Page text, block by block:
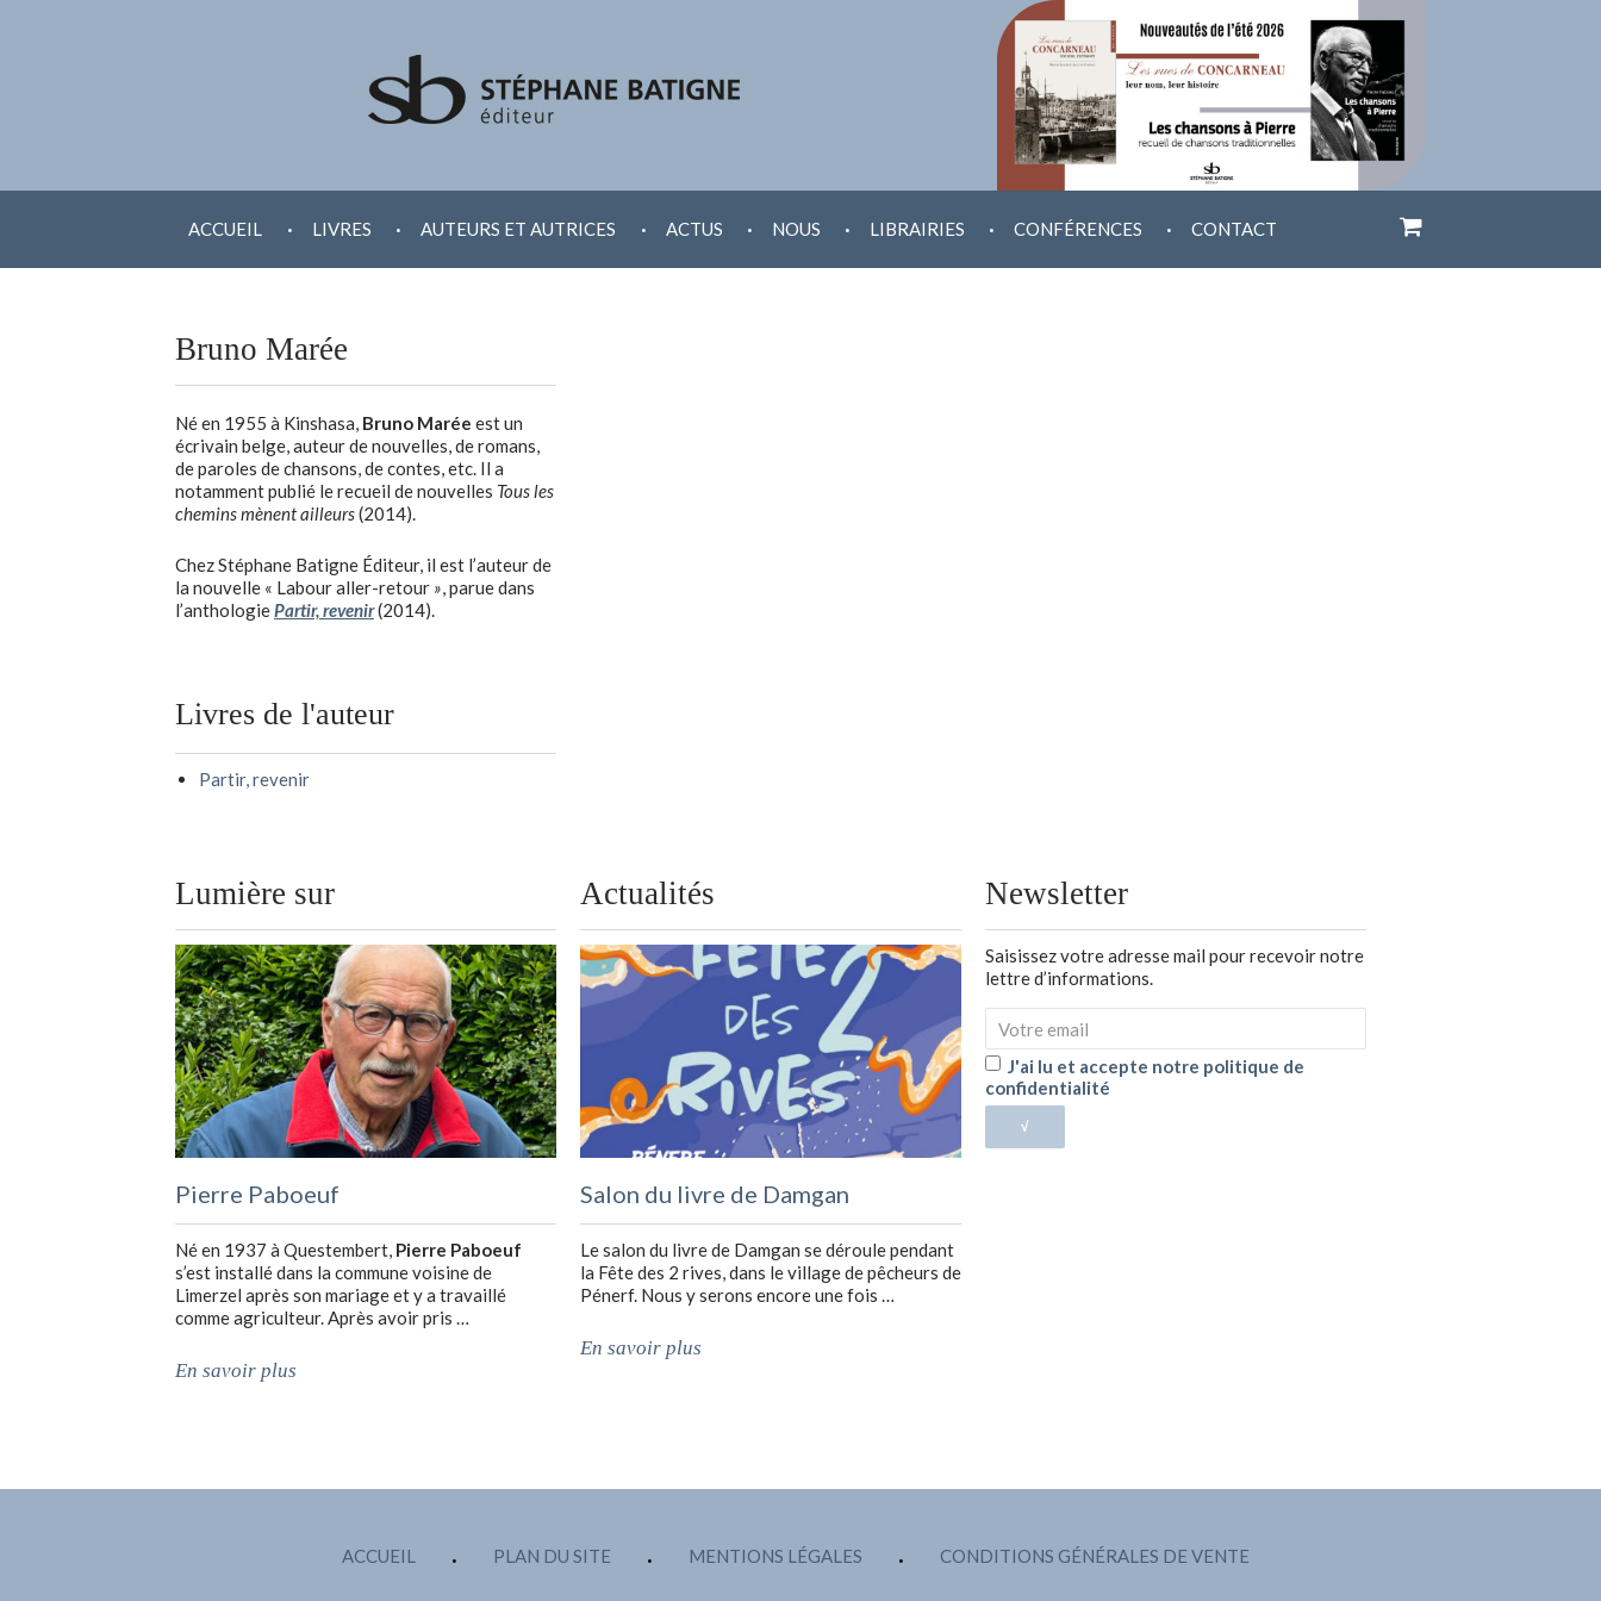
AU
ACCUEIL . LIVRES . AUTEURS ET AUTRICES . ACTUS . NOUS . LIBRAIRIES . CONFÉRENCES . CONTACT
Bruno Marée
Né en 1955 à Kinshasa, Bruno Marée est un
écrivain belge, auteur de nouvelles, de romans,
de paroles de chansons, de contes, etc. Il a
notamment publié le recueil de nouvelles Tous les
chemins mènent ailleurs(2014).
Chez Stéphane Batigne Éditeur, il est l’auteur de
la nouvelle « Labour aller-retour », parue dans
l’anthologiePartir, revenir(2014).
Livres de l'auteur
Partir, revenir
Lumière sur
Pierre Paboeuf
Né en 1937 à Questembert, Pierre Paboeuf
s’est installé dans la commune voisine de
Limerzel après son mariage et y a travaillé
comme agriculteur. Après avoir pris …
En savoir plus
Actualités
Salon du livre de Damgan
Le salon du livre de Damgan se déroule pendant
la Fête des 2 rives, dans le village de pêcheurs de
Pénerf. Nous y serons encore une fois …
En savoir plus
Newsletter
Saisissez votre adresse mail pour recevoir notre
lettre d’informations.
J'ai lu et accepte notre politique de
confidentialité
√
ACCUEIL PLAN DU SITE MENTIONS LÉGALES CONDITIONS GÉNÉRALES DE VENTE